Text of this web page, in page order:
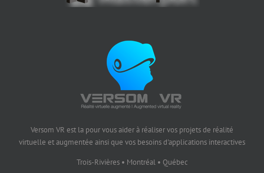
Versom VR est la pour vous aider à réaliser vos projets de réalité
virtuelle et augmentée ainsi que vos besoins d'applications interactives
Trois-Rivières • Montréal • Québec